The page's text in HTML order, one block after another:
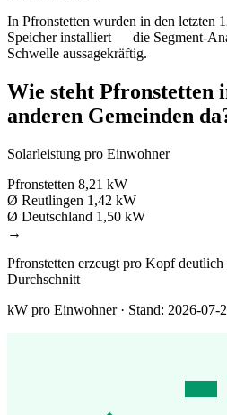
In Pfronstetten wurden in den letzten
Speicher installiert — die Segment-
Schwelle aussagekräftig.
Wie steht Pfronstetten
anderen Gemeinden
Solarleistung pro Einwohner
Pfronstetten 8,21 kW
Ø Reutlingen 1,42 kW
Ø Deutschland 1,50 kW
→
Pfronstetten erzeugt pro Kopf deutlich
Durchschnitt
kW pro Einwohner · Stand: 2026-07-